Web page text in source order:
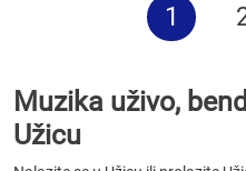
1
Muzika uživo,
Užicu